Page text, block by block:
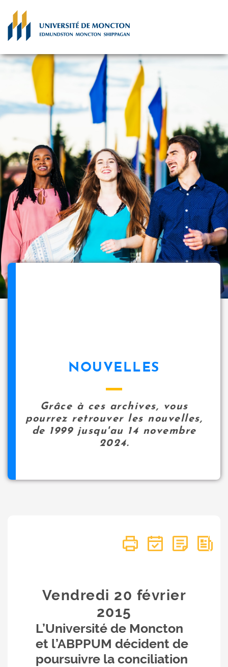
NOUVELLES
Grâce à ces archives, vous
pourrez retrouver les nouvelles,
de 1999 jusqu'au 14 novembre
2024.
Vendredi 20 février
2015
L’Université de Moncton
et l’ABPPUM décident de
poursuivre la conciliation